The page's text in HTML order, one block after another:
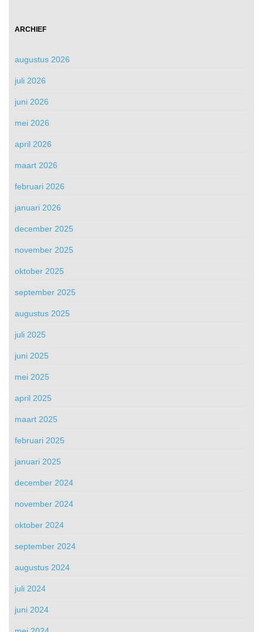
ARCHIEF
augustus 2026
juli 2026
juni 2026
mei 2026
april 2026
maart 2026
februari 2026
januari 2026
december 2025
november 2025
oktober 2025
september 2025
augustus 2025
juli 2025
juni 2025
mei 2025
april 2025
maart 2025
februari 2025
januari 2025
december 2024
november 2024
oktober 2024
september 2024
augustus 2024
juli 2024
juni 2024